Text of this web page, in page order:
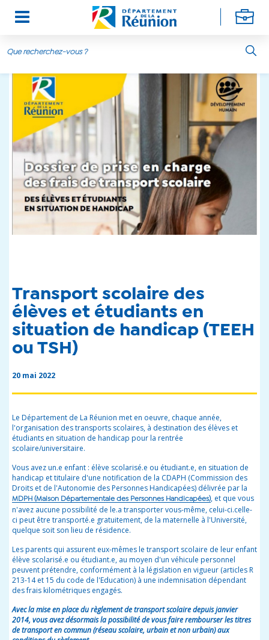
Aller au contenu principal
Transport scolaire des
élèves et étudiants en
situation de handicap (TEEH
ou TSH)
20 mai 2022
Le Département de La Réunion met en oeuvre, chaque année,
l'organisation des transports scolaires, à destination des élèves et
étudiants en situation de handicap pour la rentrée
scolaire/universitaire.
Vous avez un.e enfant : élève scolarisé.e ou étudiant.e, en situation de
handicap et titulaire d'une notification de la CDAPH (Commission des
Droits et de l'Autonomie des Personnes Handicapées) délivrée par la
MDPH (Maison Départementale des Personnes Handicapées), et que vous
n'avez aucune possibilité de le.a transporter vous-même, celui-ci.celle-
ci peut être transporté.e gratuitement, de la maternelle à l'Université,
quelque soit son lieu de résidence.
Les parents qui assurent eux-mêmes le transport scolaire de leur enfant
élève scolarisé.e ou étudiant.e, au moyen d'un véhicule personnel
peuvent prétendre, conformément à la législation en vigueur (articles R
213-14 et 15 du code de l'Education) à une indemnisation dépendant
des frais kilométriques engagés.
Avec la mise en place du règlement de transport scolaire depuis janvier
2014, vous avez désormais la possibilité de vous faire rembourser les titres
de transport en commun (réseau scolaire, urbain et non urbain) aux